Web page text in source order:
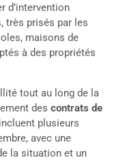
d’intervention
très prisés par les
maisons de
à des propriétés
tout au long de la
des contrats de
plusieurs
avec une
la situation et un